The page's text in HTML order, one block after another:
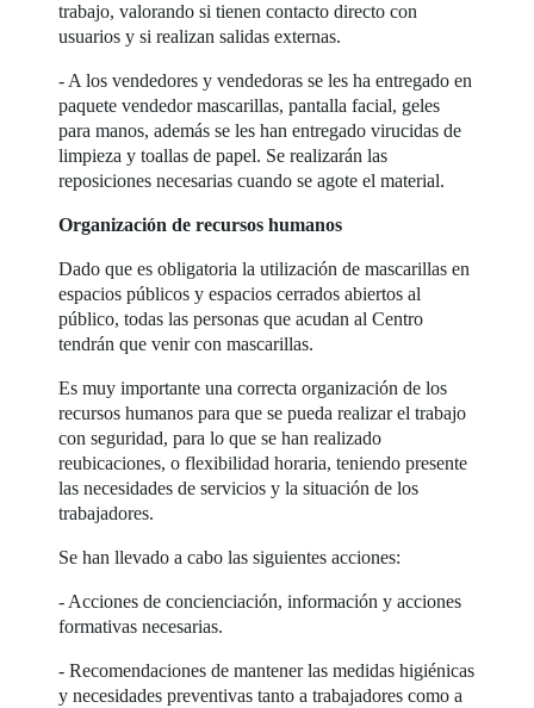
trabajo, valorando si tienen contacto directo con
usuarios y si realizan salidas externas.
- A los vendedores y vendedoras se les ha entregado en
paquete vendedor mascarillas, pantalla facial, geles
para manos, además se les han entregado virucidas de
limpieza y toallas de papel. Se realizarán las
reposiciones necesarias cuando se agote el material.
Organización de recursos humanos
Dado que es obligatoria la utilización de mascarillas en
espacios públicos y espacios cerrados abiertos al
público, todas las personas que acudan al Centro
tendrán que venir con mascarillas.
Es muy importante una correcta organización de los
recursos humanos para que se pueda realizar el trabajo
con seguridad, para lo que se han realizado
reubicaciones, o flexibilidad horaria, teniendo presente
las necesidades de servicios y la situación de los
trabajadores.
Se han llevado a cabo las siguientes acciones:
- Acciones de concienciación, información y acciones
formativas necesarias.
- Recomendaciones de mantener las medidas higiénicas
y necesidades preventivas tanto a trabajadores como a